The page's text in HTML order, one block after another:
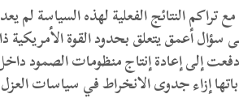
مع تراكم النتائج الفعلية لهذه السياسة
سؤال أعمق يتعلق بحدود القوة الأمريكية
إلى إعادة إنتاج منظومات الصمود
إزاء جدوى الانخراط في سياسات